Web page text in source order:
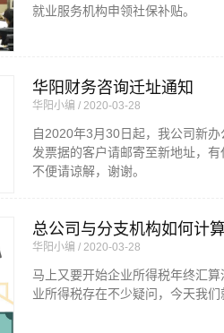
就业服务机构申领社保补贴。
华阳财务咨询迁址通知
华阳小编 2020-03-28
自2020年3月30日起，我公司新
发票据的客户请邮寄至新地址，
不便请谅解，谢谢。
总公司与分支机构如何计
华阳小编 2020-03-28
马上又要开始企业所得税年终汇
业所得税存在不少疑问，今天我